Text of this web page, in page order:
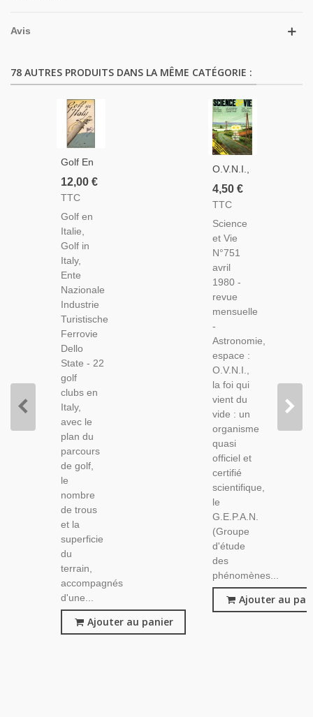
Avis
78 AUTRES PRODUITS DANS LA MÊME CATÉGORIE :
Golf En
Italie
1934,
Italy,
Italian
Tourist
D. - Golf,
Circuits
De Golf
En Italie,
Tourisme
Italie,
Sports,
Collector!
12,00 €
TTC
Golf en
Italie,
Golf in
Italy,
Ente
Nazionale
Industrie
Turistische
Ferrovie
Dello
State - 22
golf
clubs en
Italy,
avec le
plan du
parcours
de golf,
le
nombre
de trous
et la
superficie
du
terrain,
accompagnés
d'une...
Ajouter au panier
O.V.N.I.,
Jeux
Olympiques
Illusions
D'optique,
Lynx,
Sériculture
Soie
Artisanale,-
Science
Et Vie
N°751
Avril
1980 -
4,50 €
TTC
Science
et Vie
N°751
avril
1980 -
revue
mensuelle
-
Astronomie,
espace :
O.V.N.I.,
la foi qui
vient du
vide : un
organisme
quasi
officiel et
certifié
scientifique,
le
G.E.P.A.N.
(Groupe
d'étude
des
phénomènes...
Ajouter au